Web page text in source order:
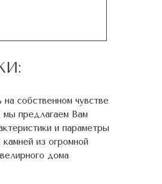
собственном чувстве
мы предлагаем Вам
и параметры
из огромной
дома